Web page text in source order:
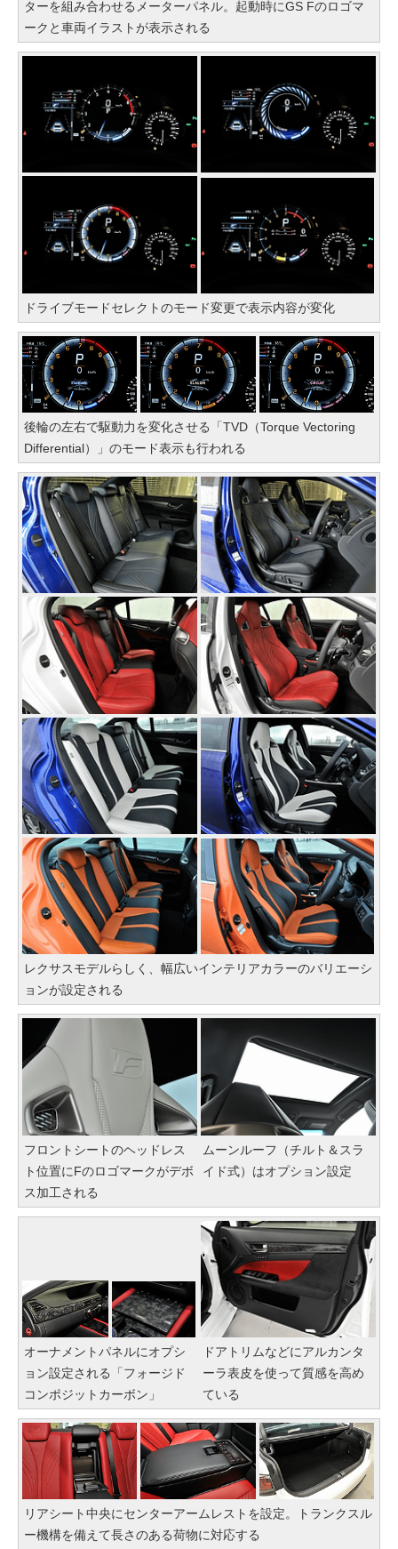
ターを組み合わせるメーターパネル。起動時にGS Fのロゴマ
ークと車両イラストが表示される
ドライブモードセレクトのモード変更で表示内容が変化
後輪の左右で駆動力を変化させる「TVD（Torque Vectoring
Differential）」のモード表示も行われる
レクサスモデルらしく、幅広いインテリアカラーのバリエーシ
ョンが設定される
フロントシートのヘッドレス
ト位置にFのロゴマークがデボ
ス加工される
ムーンルーフ（チルト＆スラ
イド式）はオプション設定
オーナメントパネルにオプシ
ョン設定される「フォージド
コンポジットカーボン」
ドアトリムなどにアルカンタ
ーラ表皮を使って質感を高め
ている
リアシート中央にセンターアームレストを設定。トランクスル
ー機構を備えて長さのある荷物に対応する